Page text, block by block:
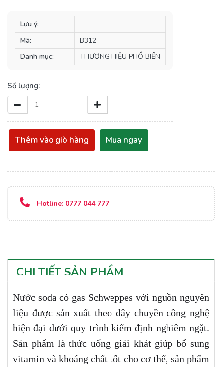
Lưu ý:
Mã:
B312
Danh mục:
THƯƠNG HIỆU PHỔ BIẾN
Số lượng:
Thêm vào giò hàng Mua ngay
Hotline: 0777 044 777
CHI TIẾT SẢN PHẨM
Nước soda có gas Schweppes với nguồn nguyên
liệu được sản xuất theo dây chuyền công nghệ
hiện đại dưới quy trình kiểm định nghiêm ngặt.
Sản phẩm là thức uống giải khát giúp bổ sung
vitamin và khoáng chất tốt cho cơ thể, sản phẩm